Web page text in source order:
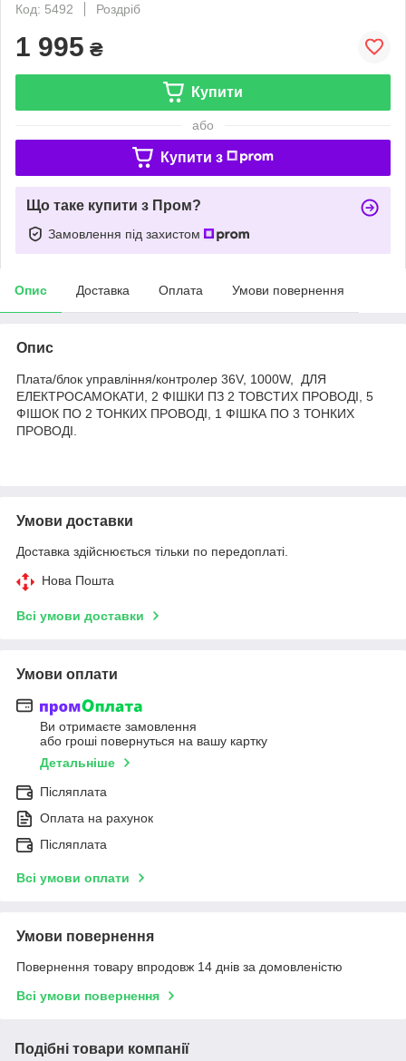
Код: 5492
Роздріб
1 995 ₴
Купити
або
Купити з
Що таке купити з Пром?
Замовлення під захистом
Опис Доставка Оплата Умови повернення
Опис
Плата/блок управління/контролер 36V, 1000W, ДЛЯ
ЕЛЕКТРОСАМОКАТИ, 2 ФІШКИ ПЗ 2 ТОВСТИХ ПРОВОДІ, 5
ФІШОК ПО 2 ТОНКИХ ПРОВОДІ, 1 ФІШКА ПО 3 ТОНКИХ
ПРОВОДІ.
Умови доставки
Доставка здійснюється тільки по передоплаті.
Нова Пошта
Всі умови доставки
Умови оплати
Ви отримаєте замовлення
або гроші повернуться на вашу картку
Детальніше
Післяплата
Оплата на рахунок
Післяплата
Всі умови оплати
Умови повернення
Повернення товару впродовж 14 днів за домовленістю
Всі умови повернення
Подібні товари компанії